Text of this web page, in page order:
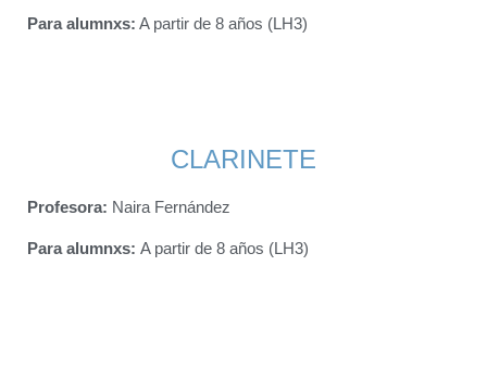
Para alumnxs: A partir de 8 años (LH3)
CLARINETE
Profesora: Naira Fernández
Para alumnxs: A partir de 8 años (LH3)